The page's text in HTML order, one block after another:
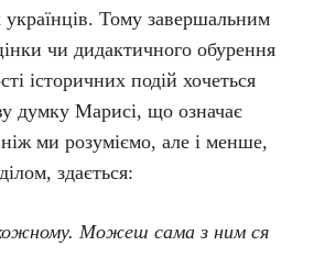
українців. Тому завершальним
чи дидактичного обурення
історичних подій хочеться
думку Марисі, що означає
ми розуміємо, але і менше,
здається:
Можеш сама з ним ся